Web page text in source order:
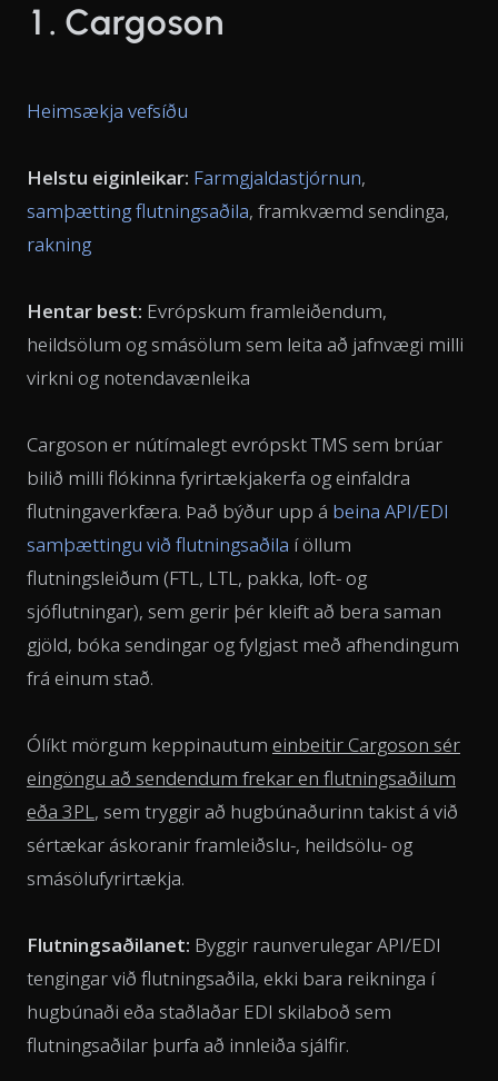
1. Cargoson
Heimsækja vefsíðu
Helstu eiginleikar: Farmgjaldastjórnun,
samþætting flutningsaðila, framkvæmd sendinga,
rakning
Hentar best: Evrópskum framleiðendum,
heildsölum og smásölum sem leita að jafnvægi milli
virkni og notendavænleika
Cargoson er nútímalegt evrópskt TMS sem brúar
bilið milli flókinna fyrirtækjakerfa og einfaldra
flutningaverkfæra. Það býður upp á beina API/EDI
samþættingu við flutningsaðila í öllum
flutningsleiðum (FTL, LTL, pakka, loft- og
sjóflutningar), sem gerir þér kleift að bera saman
gjöld, bóka sendingar og fylgjast með afhendingum
frá einum stað.
Ólíkt mörgum keppinautum einbeitir Cargoson sér
eingöngu að sendendum frekar en flutningsaðilum
eða 3PL, sem tryggir að hugbúnaðurinn takist á við
sértækar áskoranir framleiðslu-, heildsölu- og
smásölufyrirtækja.
Flutningsaðilanet: Byggir raunverulegar API/EDI
tengingar við flutningsaðila, ekki bara reikninga í
hugbúnaði eða staðlaðar EDI skilaboð sem
flutningsaðilar þurfa að innleiða sjálfir.